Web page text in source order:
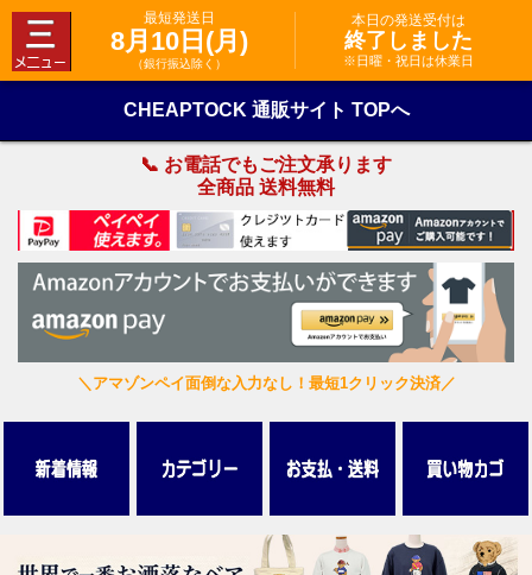
最短発送日
8月10日(月)
（銀行振込除く）
本日の発送受付は
終了しました
※日曜・祝日は休業日
CHEAPTOCK 通販サイト TOPへ
📞 お電話でもご注文承ります
全商品 送料無料
＼アマゾンペイ面倒な入力なし！最短1クリック決済／